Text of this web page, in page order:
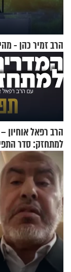
הרב זמיר כהן -
הרב רפאל אוחיון
למתחזק: סדר
הקורבנות ועד